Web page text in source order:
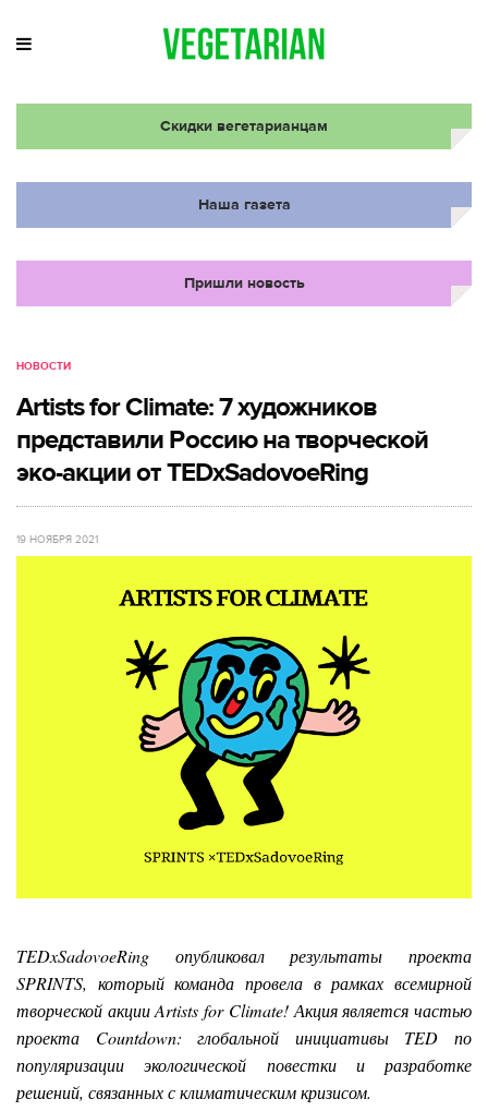
Скидки вегетарианцам
Наша газета
Пришли новость
НОВОСТИ
Artists for Climate: 7 художников
представили Россию на творческой
эко-акции от TEDxSadovoeRing
19 НОЯБРЯ 2021
TEDxSadovoeRing опубликовал результаты проекта
SPRINTS, который команда провела в рамках всемирной
творческой акции Artists for Climate! Акция является частью
проекта Countdown: глобальной инициативы TED по
популяризации экологической повестки и разработке
решений, связанных с климатическим кризисом.